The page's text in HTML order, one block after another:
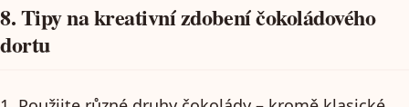
8. Tipy na kreativní zdobení čokoládového
dortu